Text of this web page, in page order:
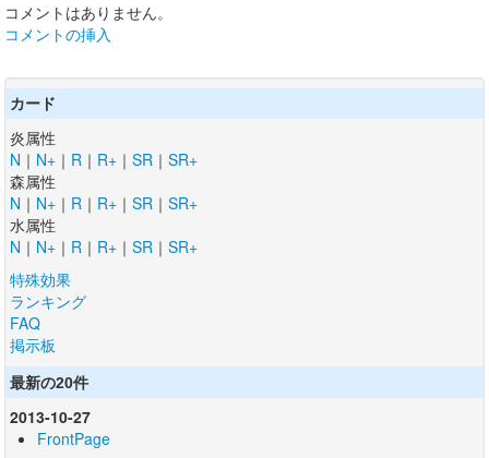
コメントはありません。
コメントの挿入
カード
炎属性
N ｜ N+ ｜ R ｜ R+ ｜ SR ｜ SR+
森属性
N ｜ N+ ｜ R ｜ R+ ｜ SR ｜ SR+
水属性
N ｜ N+ ｜ R ｜ R+ ｜ SR ｜ SR+
特殊効果
ランキング
FAQ
掲示板
最新の20件
2013-10-27
FrontPage